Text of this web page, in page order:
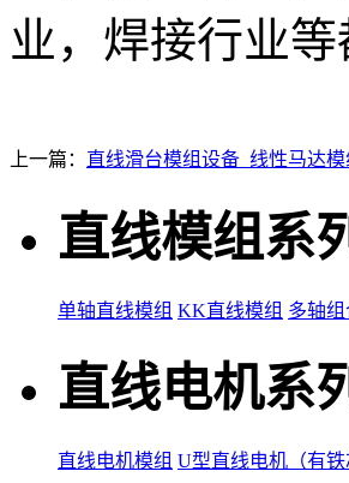
业，焊接行业
上一篇： 直线滑台模组设备_线性马达
直线模组系
单轴直线模组 KK直线模组 多轴
直线电机系
直线电机模组 U型直线电机（有铁